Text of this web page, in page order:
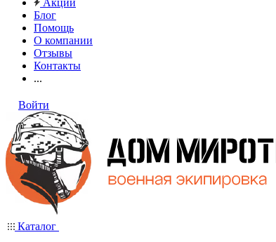
Акции
Блог
Помощь
О компании
Отзывы
Контакты
...
Войти
Каталог